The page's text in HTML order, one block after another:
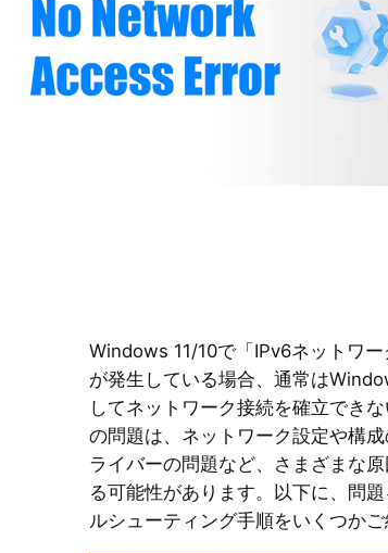
Windows 11/10で「IPv6ネットワ
が発生している場合、通常は
してネットワーク接続を確立でき
の問題は、ネットワーク設定や構
ライバーの問題など、さまざまな
る可能性があります。以下に、問
ルシューティング手順をいくつかご